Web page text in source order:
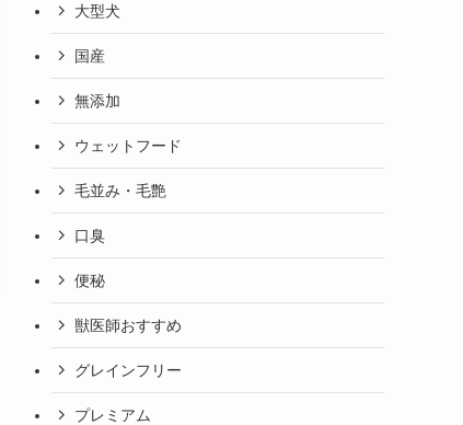
大型犬
国産
無添加
ウェットフード
毛並み・毛艶
口臭
便秘
獣医師おすすめ
グレインフリー
プレミアム